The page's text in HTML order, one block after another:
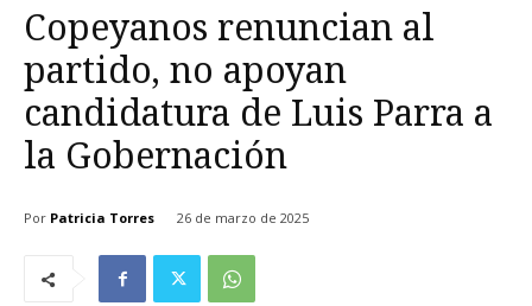
Copeyanos renuncian al
partido, no apoyan
candidatura de Luis Parra a
la Gobernación
Por Patricia Torres 26 de marzo de 2025